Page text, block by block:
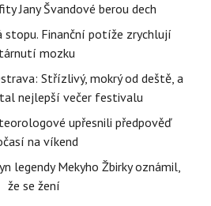
Jany Švandové berou dech
stopu. Finanční potíže zrychlují
mozku
Střízlivý, mokrý od deště, a
nejlepší večer festivalu
upřesnili předpověď
na víkend
legendy Mekyho Žbirky oznámil,
že se žení